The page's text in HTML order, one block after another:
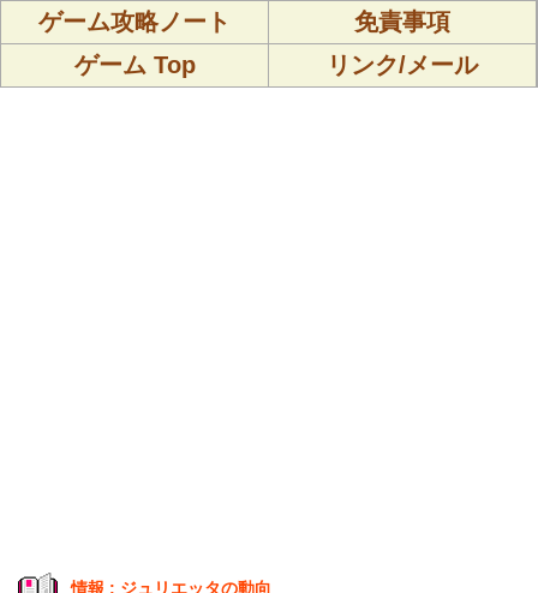
ゲーム攻略ノート
免責事項
ゲーム Top
リンク/メール
情報 : ジュリエッタの動向